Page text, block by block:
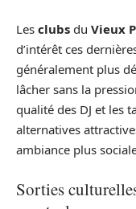
Les clubs du Vieux
d’intérêt ces
généralement plus
lâcher sans la
qualité des DJ et les
alternatives
ambiance plus
Sorties